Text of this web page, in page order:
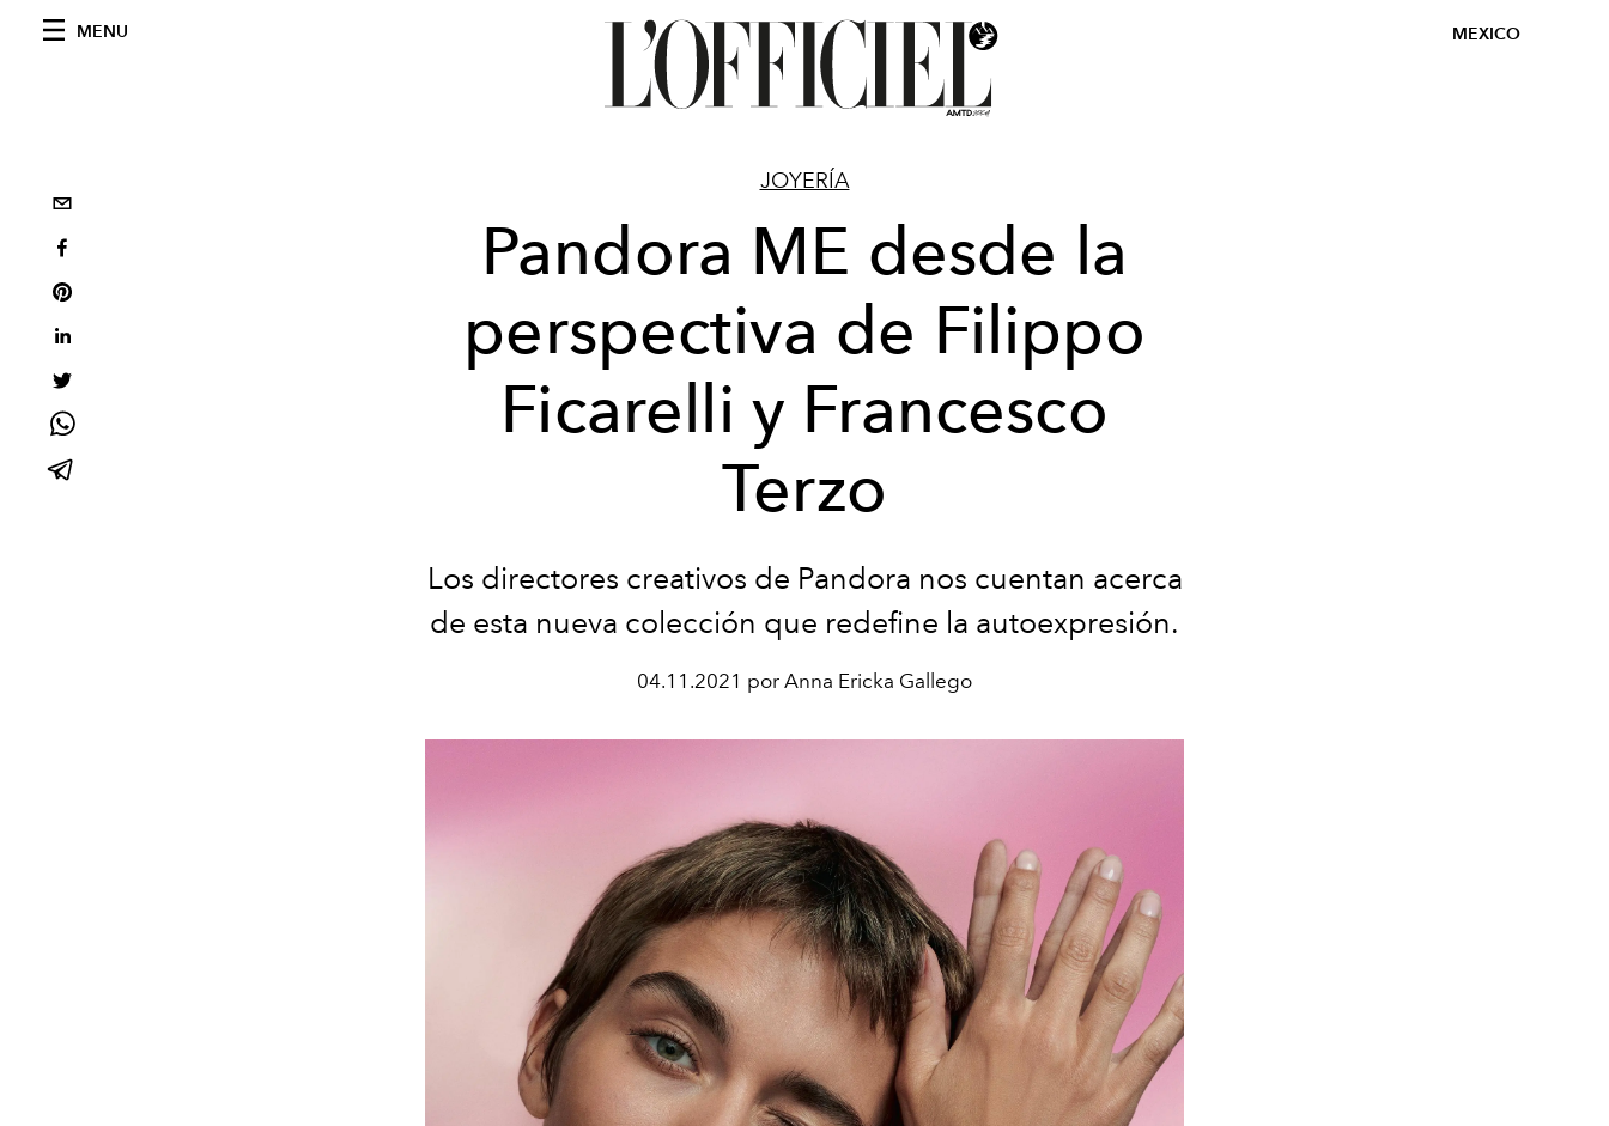
MENU MEXICO
JOYERÍA
Pandora ME desde la
perspectiva de Filippo
Ficarelli y Francesco
Terzo
Los directores creativos de Pandora nos cuentan acerca
de esta nueva colección que redefine la autoexpresión.
04.11.2021 por Anna Ericka Gallego